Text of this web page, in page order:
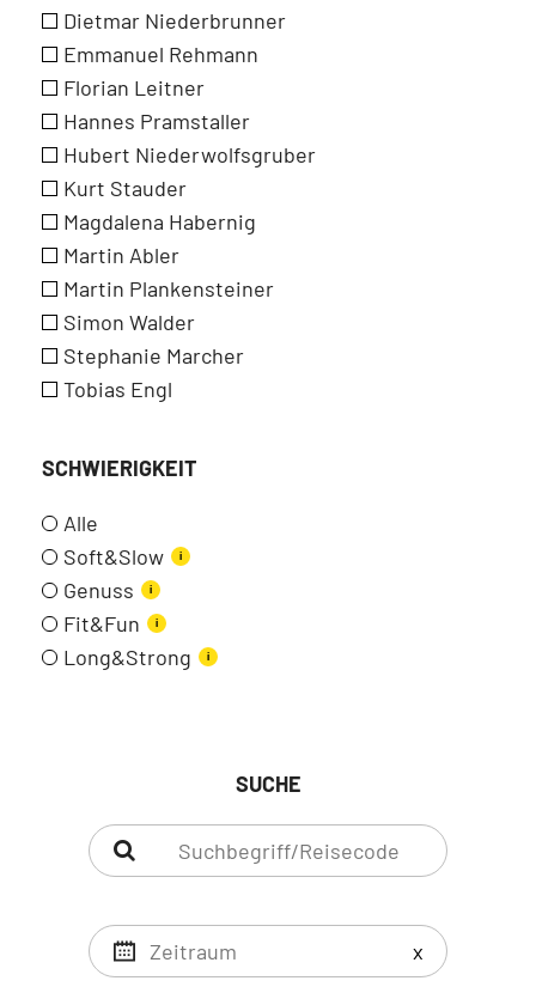
Dietmar Niederbrunner
Emmanuel Rehmann
Florian Leitner
Hannes Pramstaller
Hubert Niederwolfsgruber
Kurt Stauder
Magdalena Habernig
Martin Abler
Martin Plankensteiner
Simon Walder
Stephanie Marcher
Tobias Engl
SCHWIERIGKEIT
Alle
Soft&Slow
i
Genuss i
Fit&Fun i
Long&Strong i
SUCHE
x